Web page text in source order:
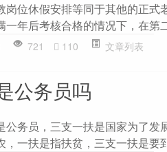
岗位休假安排等同于其他的正
一年后考核合格的情况下，在第
721 110 文章列表
公务员吗
公务员，三支一扶是国家为了
，一扶是指扶贫，三支一扶是要